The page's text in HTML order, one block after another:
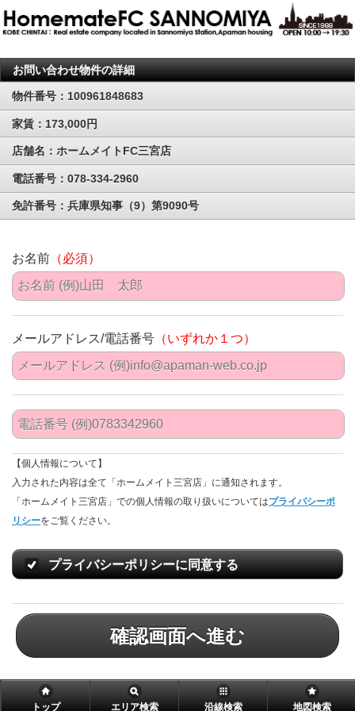
お問い合わせ物件の詳細
物件番号：100961848683
家賃：173,000円
店舗名：ホームメイトFC三宮店
電話番号：078-334-2960
免許番号：兵庫県知事（9）第9090号
お名前 （必須）
メールアドレス/電話番号 （いずれか１つ）
【個人情報について】
入力された内容は全て「ホームメイト三宮店」に通知されます。
「ホームメイト三宮店」での個人情報の取り扱いについてはプライバシーポ
リシーをご覧ください。
プライバシーポリシーに同意する
確認画面へ進む
トップ エリア検索 沿線検索 地図検索